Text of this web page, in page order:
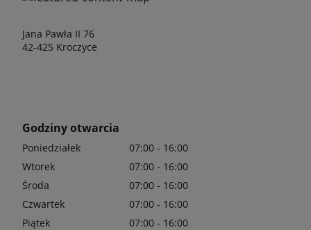
Jana Pawła II 76
42-425 Kroczyce
Godziny otwarcia
Poniedziałek
07:00 - 16:00
Wtorek
07:00 - 16:00
Środa
07:00 - 16:00
Czwartek
07:00 - 16:00
Piątek
07:00 - 16:00